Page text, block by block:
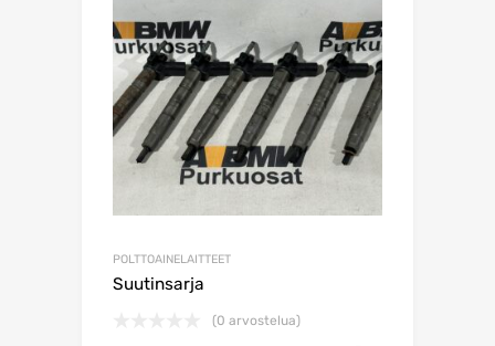
POLTTOAINELAITTEET
Suutinsarja
(0 arvostelua)